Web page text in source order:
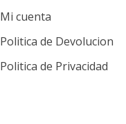
Mi cuenta
Politica de Devolucion
Politica de Privacidad